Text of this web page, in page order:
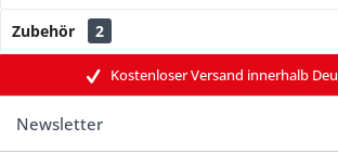
Zubehör 2
Kostenloser Versand innerhalb
Newsletter